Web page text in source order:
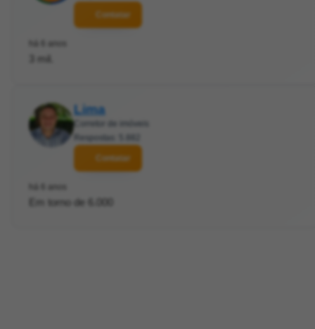
Contatar
há 6 anos
3 mil.
Lima
Corretor de imóveis
Respostas: 5.882
Contatar
há 6 anos
Em torno de 6.000